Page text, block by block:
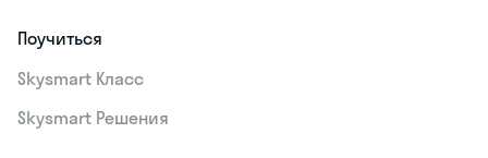
Поучиться
Skysmart Класс
Skysmart Решения